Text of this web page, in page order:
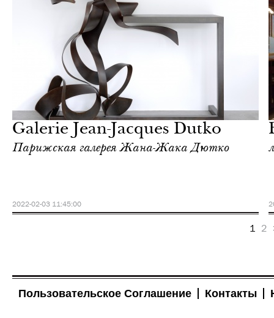
Galerie Jean-Jacques Dutko
Парижская галерея Жана-Жака Дютко
2022-02-03 11:45:00
1 2
Пользовательское Соглашение Контакты